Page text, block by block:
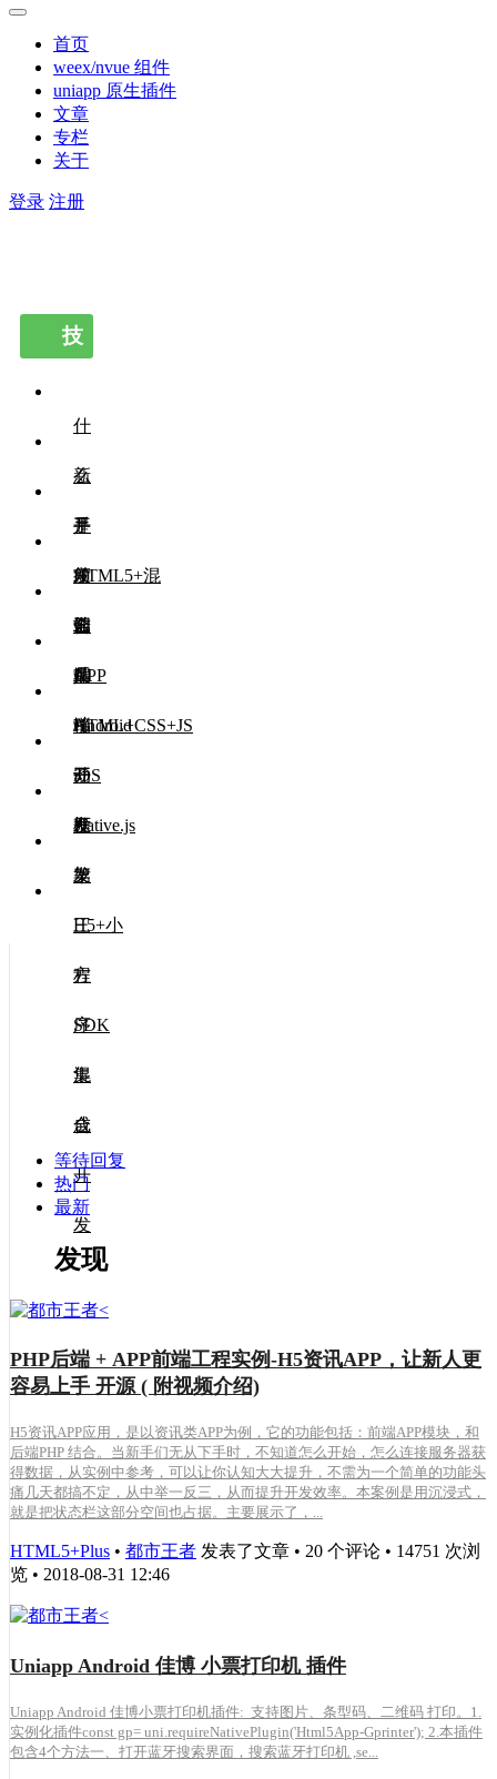
首页
weex/nvue 组件
uniapp 原生插件
文章
专栏
关于
登录 注册
技
什
么
是
HTML5+混
合
APP
新
手
须
知
开
发
工
具
前
端
UI
移
动
框
架
前
端
HTML+CSS+JS
后
端
开
发
Android
开
发
iOS
开
发
Native.js
第
三
方
SDK
集
成
H5+小
程
序
混
合
开
发
等待回复
热门
最新
发现
PHP后端 + APP前端工程实例-H5资讯APP，让新人更
容易上手 开源 ( 附视频介绍)
H5资讯APP应用，是以资讯类APP为例，它的功能包括：前端APP模块，和
后端PHP 结合。当新手们无从下手时，不知道怎么开始，怎么连接服务器获
得数据，从实例中参考，可以让你认知大大提升，不需为一个简单的功能头
痛几天都搞不定，从中举一反三，从而提升开发效率。本案例是用沉浸式，
就是把状态栏这部分空间也占据。主要展示了，...
HTML5+Plus • 都市王者 发表了文章 • 20 个评论 • 14751 次浏
览 • 2018-08-31 12:46
Uniapp Android 佳博 小票打印机 插件
Uniapp Android 佳博小票打印机插件: 支持图片、条型码、二维码 打印。1.
实例化插件const gp= uni.requireNativePlugin('Html5App-Gprinter'); 2.本插件
包含4个方法一、打开蓝牙搜索界面，搜索蓝牙打印机 ,se...